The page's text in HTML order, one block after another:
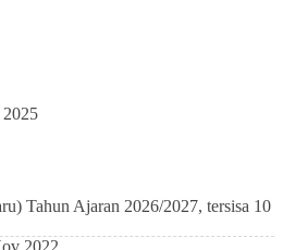
2025
Tahun Ajaran 2026/2027, tersisa 10
2022